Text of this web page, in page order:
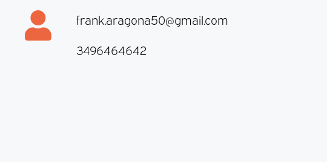
frank.aragona50@gmail.com
3496464642